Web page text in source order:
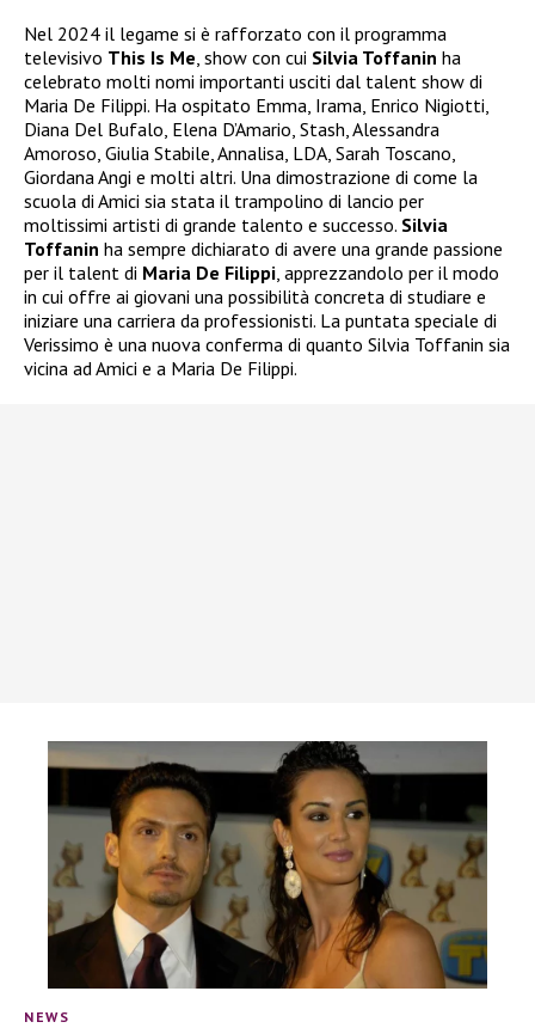
Nel 2024 il legame si è rafforzato con il programma
televisivo This Is Me, show con cui Silvia Toffanin ha
celebrato molti nomi importanti usciti dal talent show di
Maria De Filippi. Ha ospitato Emma, Irama, Enrico Nigiotti,
Diana Del Bufalo, Elena D’Amario, Stash, Alessandra
Amoroso, Giulia Stabile, Annalisa, LDA, Sarah Toscano,
Giordana Angi e molti altri. Una dimostrazione di come la
scuola di Amici sia stata il trampolino di lancio per
moltissimi artisti di grande talento e successo. Silvia
Toffanin ha sempre dichiarato di avere una grande passione
per il talent di Maria De Filippi, apprezzandolo per il modo
in cui offre ai giovani una possibilità concreta di studiare e
iniziare una carriera da professionisti. La puntata speciale di
Verissimo è una nuova conferma di quanto Silvia Toffanin sia
vicina ad Amici e a Maria De Filippi.
NEWS